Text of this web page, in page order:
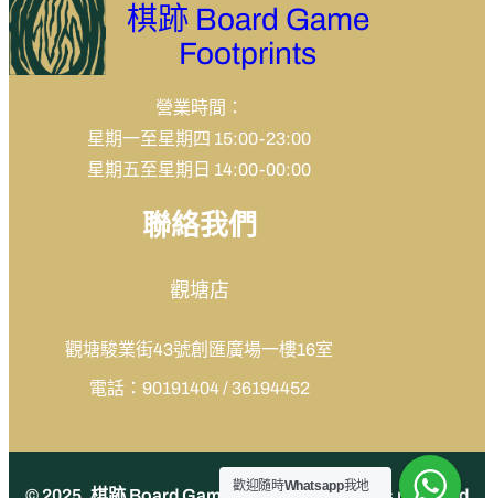
棋跡 Board Game
Footprints
營業時間：
星期一至星期四 15:00-23:00
星期五至星期日 14:00-00:00
聯絡我們
觀塘店
觀塘駿業街43號創匯廣場一樓16室
電話：90191404 / 36194452
歡迎隨時Whatsapp我地